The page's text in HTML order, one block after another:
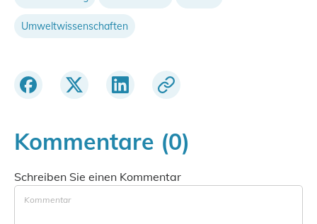
Umweltwissenschaften
Kommentare (0)
Schreiben Sie einen Kommentar